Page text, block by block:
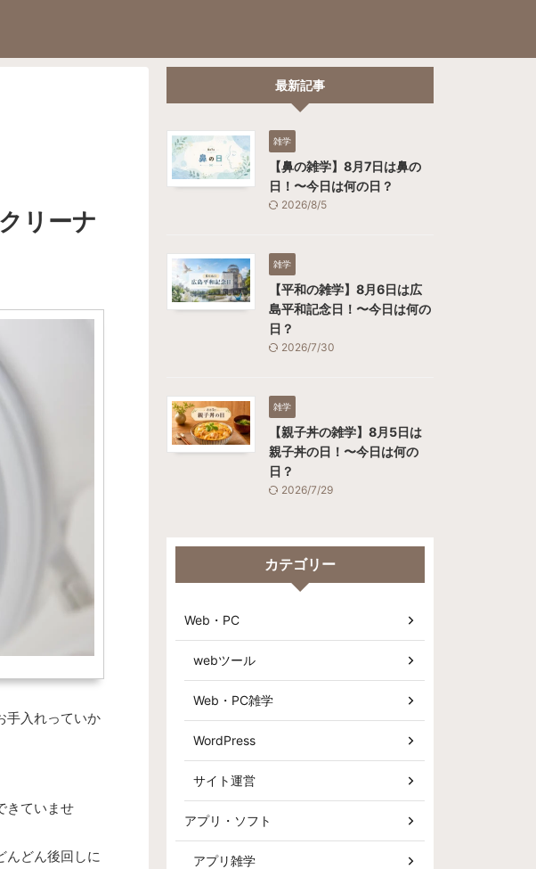
リーナ
手入れっていか
きていませ
んどん後回しに
最新記事
雑学
【鼻の雑学】8月7日は鼻の
日！〜今日は何の日？
2026/8/5
雑学
【平和の雑学】8月6日は広
島平和記念日！〜今日は何の
日？
2026/7/30
雑学
【親子丼の雑学】8月5日は
親子丼の日！〜今日は何の
日？
2026/7/29
カテゴリー
Web・PC
webツール
Web・PC雑学
WordPress
サイト運営
アプリ・ソフト
アプリ雑学